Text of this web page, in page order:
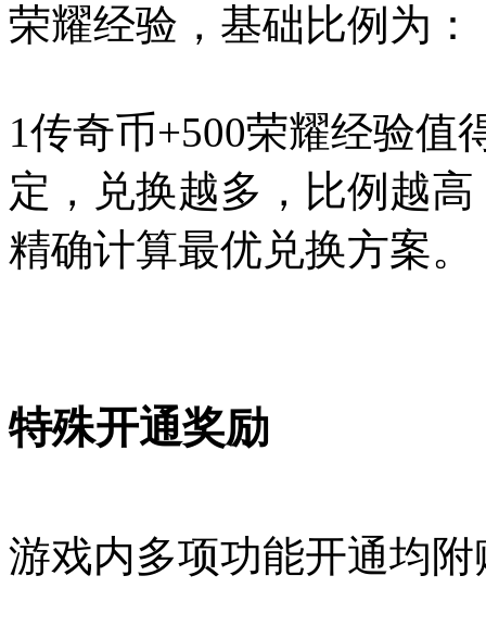
荣耀经验，基础比例为：
1传奇币+500荣耀经验值
定，兑换越多，比例越
精确计算最优兑换方案。
特殊开通奖励
游戏内多项功能开通均